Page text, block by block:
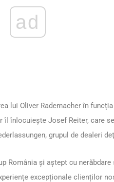
ad
lui Oliver Rademacher în
îl înlocuiește Josef Reiter, care
grupul de dealeri
România și aștept cu
excepționale clienților